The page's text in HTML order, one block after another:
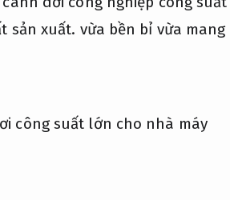
sản xuất. vừa bền bỉ vừa